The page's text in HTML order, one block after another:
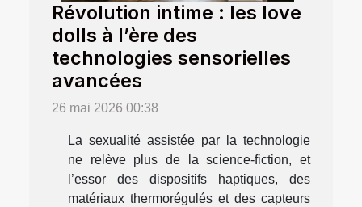
Révolution intime : les love
dolls à l’ère des
technologies sensorielles
avancées
26 mai 2026 00:38
La sexualité assistée par la technologie
ne relève plus de la science-fiction, et
l’essor des dispositifs haptiques, des
matériaux thermorégulés et des capteurs